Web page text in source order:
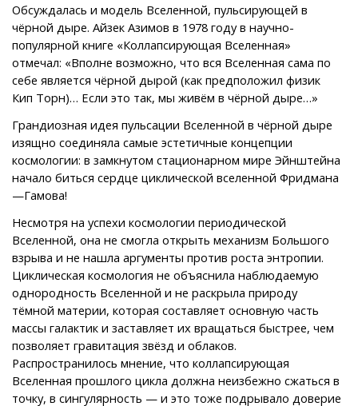
Обсуждалась и модель Вселенной, пульсирующей в
чёрной дыре. Айзек Азимов в 1978 году в научно-
популярной книге «Коллапсирующая Вселенная»
отмечал: «Вполне возможно, что вся Вселенная сама по
себе является чёрной дырой (как предположил физик
Кип Торн)… Если это так, мы живём в чёрной дыре…»
Грандиозная идея пульсации Вселенной в чёрной дыре
изящно соединяла самые эстетичные концепции
космологии: в замкнутом стационарном мире Эйнштейна
начало биться сердце циклической вселенной Фридмана
—Гамова!
Несмотря на успехи космологии периодической
Вселенной, она не смогла открыть механизм Большого
взрыва и не нашла аргументы против роста энтропии.
Циклическая космология не объяснила наблюдаемую
однородность Вселенной и не раскрыла природу
тёмной материи, которая составляет основную часть
массы галактик и заставляет их вращаться быстрее, чем
позволяет гравитация звёзд и облаков.
Распространилось мнение, что коллапсирующая
Вселенная прошлого цикла должна неизбежно сжаться в
точку, в сингулярность — и это тоже подрывало доверие